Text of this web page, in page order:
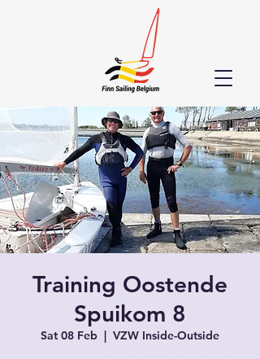
Training Oostende
Spuikom 8
Sat 08 Feb
  |
VZW Inside-Outside